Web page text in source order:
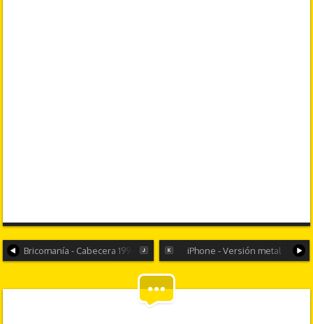
Bricomanía - Cabecera 1994-2005 iPhone - Versión metal